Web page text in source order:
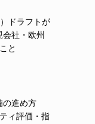
ドラフトが
社・欧州
と
の進め方
ィ評価・指